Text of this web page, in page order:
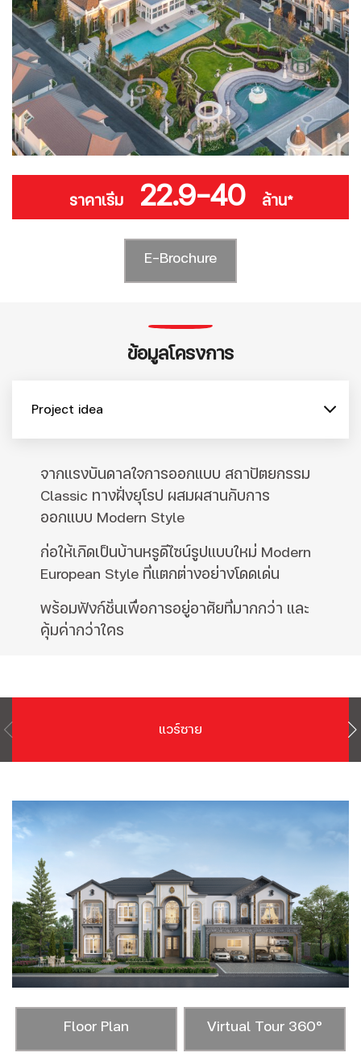
ราคาเริ่ม 22.9-40 ล้าน*
E-Brochure
ข้อมูลโครงการ
Project idea
จากแรงบันดาลใจการออกแบบ สถาปัตยกรรม
Classic ทางฝั่งยุโรป ผสมผสานกับการ
ออกแบบ Modern Style
ก่อให้เกิดเป็นบ้านหรูดีไซน์รูปแบบใหม่ Modern
European Style ที่แตกต่างอย่างโดดเด่น
พร้อมฟังก์ชั่นเพื่อการอยู่อาศัยที่มากกว่า และ
คุ้มค่ากว่าใคร
แวร์ซาย
Floor Plan Virtual Tour 360°